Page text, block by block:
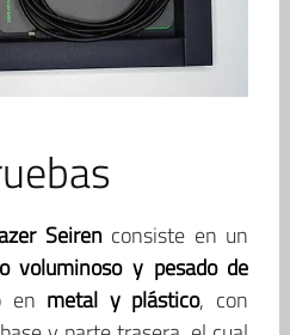
Seirenconsiste en un
voluminoso y pesado de
en metal y plástico, con